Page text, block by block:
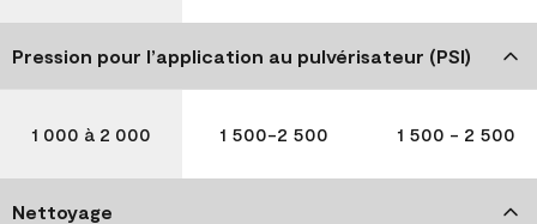
Pression pour l’application au pulvérisateur (PSI)
1 000 à 2 000 1 500-2 500 1 500 - 2 500
Nettoyage